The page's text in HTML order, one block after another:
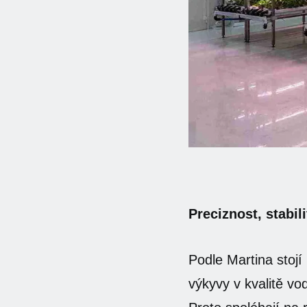
Preciznost,
Podle Martina
výkyvy v kvalitě